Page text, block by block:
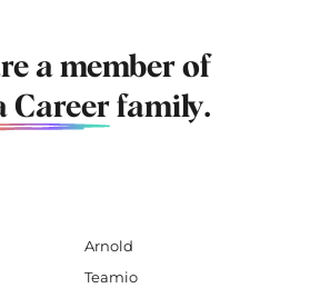
a member of
Career family.
Arnold
Teamio